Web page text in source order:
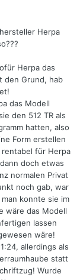
Herpa
Herpa das
den Grund, hab
das Modell
den 512 TR als
hatten, also
Form erstellen
für Herpa
doch etwas
normalen Privat
noch gab, war
konnte sie im
wäre das Modell
lassen
wäre!
allerdings als
statt
Wurde